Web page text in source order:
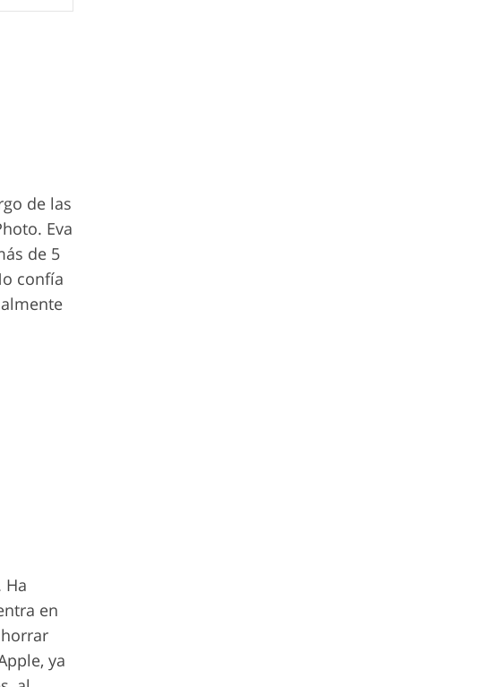
de las
Eva
de 5
confía
Ha
en
ya